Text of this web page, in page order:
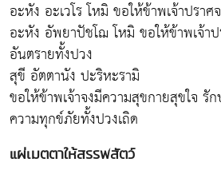
อะหัง อะเวโร โหมิ ขอให้ข้าพเจ้าปราศ
อะหัง อัพยาปัชโฌ โหมิ ขอให้ข้าพเจ้า
อันตรายทั้งปวง
สุขี อัตตานัง ปะริหะรามิ
ขอให้ข้าพเจ้าจงมีความสุขกายสุขใจ รั
ความทุกข์ภัยทั้งปวงเถิด
แผ่เมตตาให้สรรพสัตว์